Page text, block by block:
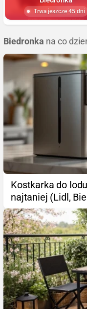
Trwa jeszcze 45 dni
Biedronka na co
Kostkarka do
najtaniej (Lidl,